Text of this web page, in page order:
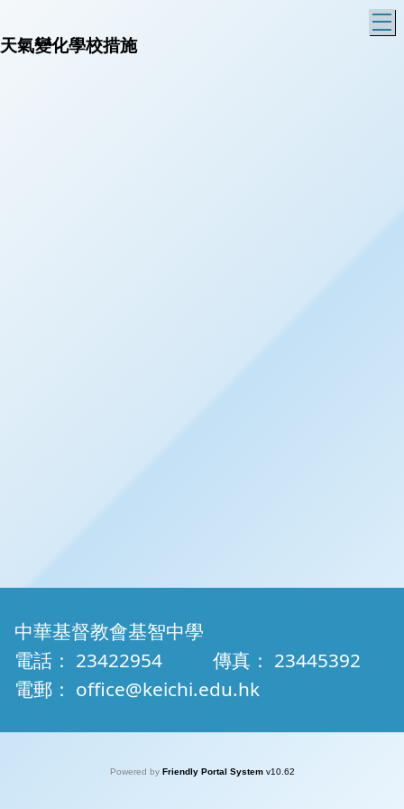
天氣變化學校措施
中華基督教會基智中學
電話：
23422954 傳真： 23445392
電郵：
office@keichi.edu.hk
Powered by Friendly Portal System v10.62